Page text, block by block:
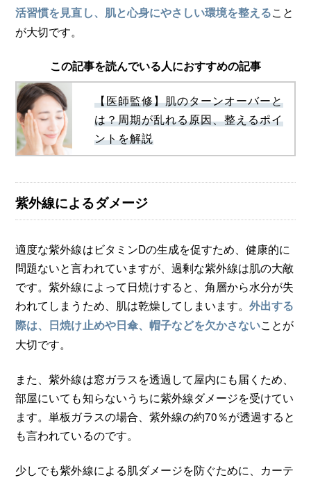
活習慣を見直し、肌と心身にやさしい環境を整えること
が大切です。
この記事を読んでいる人におすすめの記事
【医師監修】肌のターンオーバーと
は？周期が乱れる原因、整えるポイ
ントを解説
紫外線によるダメージ
適度な紫外線はビタミンDの生成を促すため、健康的に
問題ないと言われていますが、過剰な紫外線は肌の大敵
です。紫外線によって日焼けすると、角層から水分が失
われてしまうため、肌は乾燥してしまいます。 外出する
際は、日焼け止めや日傘、帽子などを欠かさないことが
大切です。
また、紫外線は窓ガラスを透過して屋内にも届くため、
部屋にいても知らないうちに紫外線ダメージを受けてい
ます。単板ガラスの場合、紫外線の約70％が透過すると
も言われているのです。
少しでも紫外線による肌ダメージを防ぐために、カーテ